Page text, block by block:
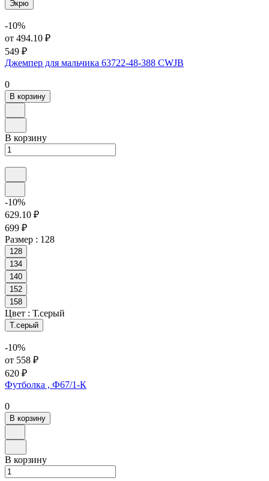
Экрю
-10%
от 494.10 ₽
549 ₽
Джемпер для мальчика 63722-48-388 CWJB
0
В корзину
В корзину
-10%
629.10 ₽
699 ₽
Размер : 128
128
134
140
152
158
Цвет : Т.серый
Т.серый
-10%
от 558 ₽
620 ₽
Футболка , Ф67/1-К
0
В корзину
В корзину